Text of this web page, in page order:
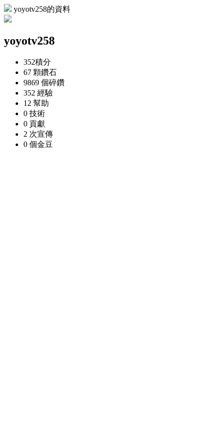
yoyotv258的資料
yoyotv258
352積分
67 顆鑽石
9869 個碎鑽
352 經驗
12 幫助
0 技術
0 貢獻
2 次宣傳
0 個金豆